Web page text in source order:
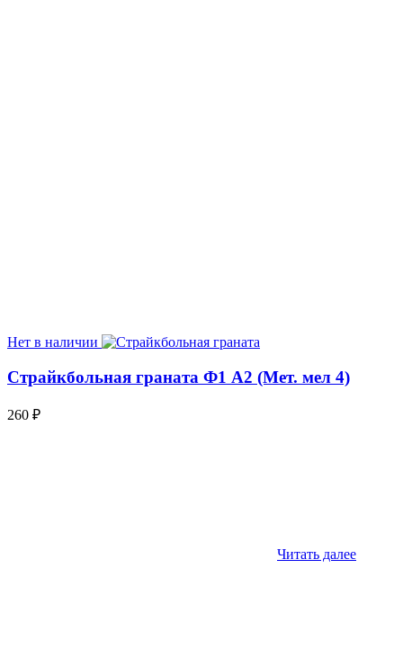
Нет в наличии
Страйкбольная граната Ф1 А2 (Мет. мел 4)
260 ₽
Читать далее